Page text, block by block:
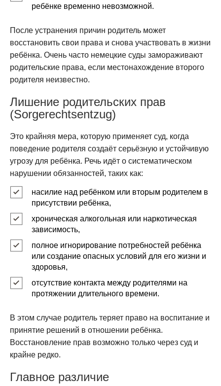
ребёнке временно невозможной.
После устранения причин родитель может
восстановить свои права и снова участвовать в жизни
ребёнка. Очень часто немецкие суды замораживают
родительские права, если местонахождение второго
родителя неизвестно.
Лишение родительских прав
(Sorgerechtsentzug)
Это крайняя мера, которую применяет суд, когда
поведение родителя создаёт серьёзную и устойчивую
угрозу для ребёнка. Речь идёт о систематическом
нарушении обязанностей, таких как:
насилие над ребёнком или вторым родителем в
присутствии ребёнка,
хроническая алкогольная или наркотическая
зависимость,
полное игнорирование потребностей ребёнка
или создание опасных условий для его жизни и
здоровья,
отсутствие контакта между родителями на
протяжении длительного времени.
В этом случае родитель теряет право на воспитание и
принятие решений в отношении ребёнка.
Восстановление прав возможно только через суд и
крайне редко.
Главное различие